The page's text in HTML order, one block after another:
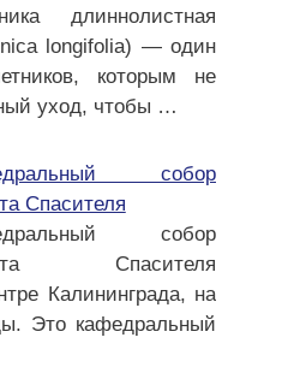
длиннолистная
longifolia) — один
которым не
уход, чтобы …
собор
Спасителя
собор
Спасителя
Калининграда, на
Это кафедральный